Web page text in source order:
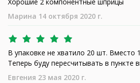
Марина 14 октября 2020 г.
В упаковке не хватило 20 шт. Вместо
Теперь буду пересчитывать в пункте
Евгения 23 мая 2020 г.